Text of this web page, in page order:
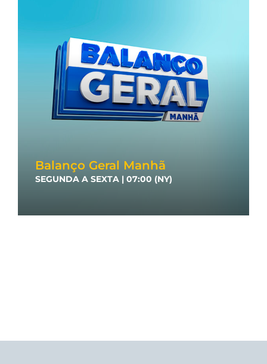
Balanço Geral Manhã
SEGUNDA A SEXTA | 07:00 (NY)